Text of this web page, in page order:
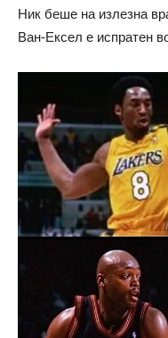
Ник беше на излезна
Ван-Ексел е испратен